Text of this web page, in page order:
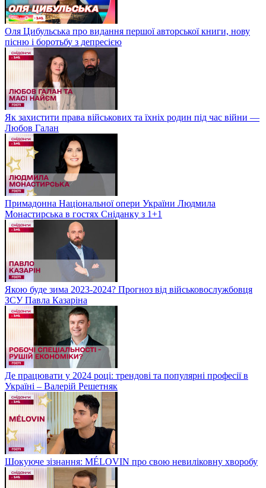
Оля Цибульська про видання першої авторської книги, нову
пісню і боротьбу з депресією
Як захистити права військових та їхніх родин під час війни —
Любов Галан
Примадонна Національної опери України Людмила
Монастирська в гостях Сніданку з 1+1
Якою буде зима 2023-2024? Прогноз від військовослужбовця
ЗСУ Павла Казаріна
Де працювати у 2024 році: трендові та популярні професії в
Україні – Валерій Решетняк
Шокуюче зізнання: MÉLOVIN про свою невиліковну хворобу